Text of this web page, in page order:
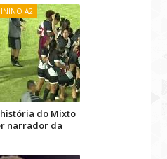
A2
do Mixto
narrador da